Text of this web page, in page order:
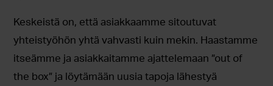
Keskeistä on, että asiakkaamme sitoutuvat
yhteistyöhön yhtä vahvasti kuin mekin. Haastamme
itseämme ja asiakkaitamme ajattelemaan ”out of
the box” ja löytämään uusia tapoja lähestyä